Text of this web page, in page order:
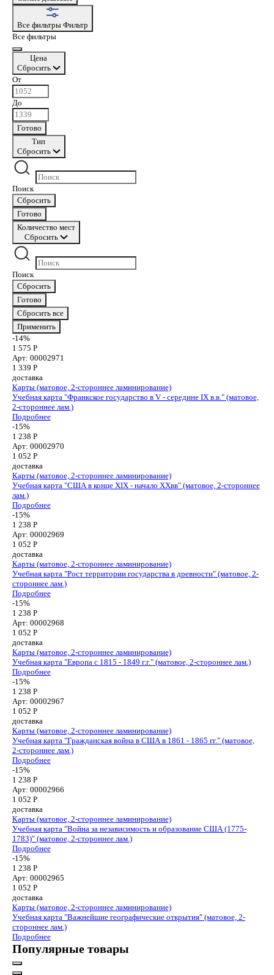
Все фильтры Фильтр
Все фильтры
Цена
Сбросить
От
До
Готово
Тип
Сбросить
Поиск
Сбросить
Готово
Количество мест
Сбросить
Поиск
Сбросить
Готово
Сбросить все
Применить
-14%
1 575 Р
Арт: 00002971
1 339 Р
доставка
Карты (матовое, 2-стороннее ламинирование)
Учебная карта "Франкское государство в V - середине IX в.в." (матовое,
2-стороннее лам.)
Подробнее
-15%
1 238 Р
Арт: 00002970
1 052 Р
доставка
Карты (матовое, 2-стороннее ламинирование)
Учебная карта "США в конце XIX - начало XXвв" (матовое, 2-стороннее
лам.)
Подробнее
-15%
1 238 Р
Арт: 00002969
1 052 Р
доставка
Карты (матовое, 2-стороннее ламинирование)
Учебная карта "Рост территории государства в древности" (матовое, 2-
стороннее лам.)
Подробнее
-15%
1 238 Р
Арт: 00002968
1 052 Р
доставка
Карты (матовое, 2-стороннее ламинирование)
Учебная карта "Европа с 1815 - 1849 г.г." (матовое, 2-стороннее лам.)
Подробнее
-15%
1 238 Р
Арт: 00002967
1 052 Р
доставка
Карты (матовое, 2-стороннее ламинирование)
Учебная карта "Гражданская война в США в 1861 - 1865 гг." (матовое,
2-стороннее лам.)
Подробнее
-15%
1 238 Р
Арт: 00002966
1 052 Р
доставка
Карты (матовое, 2-стороннее ламинирование)
Учебная карта "Война за независимость и образование США (1775-
1783)" (матовое, 2-стороннее лам.)
Подробнее
-15%
1 238 Р
Арт: 00002965
1 052 Р
доставка
Карты (матовое, 2-стороннее ламинирование)
Учебная карта "Важнейшие географические открытия" (матовое, 2-
стороннее лам.)
Подробнее
Популярные товары